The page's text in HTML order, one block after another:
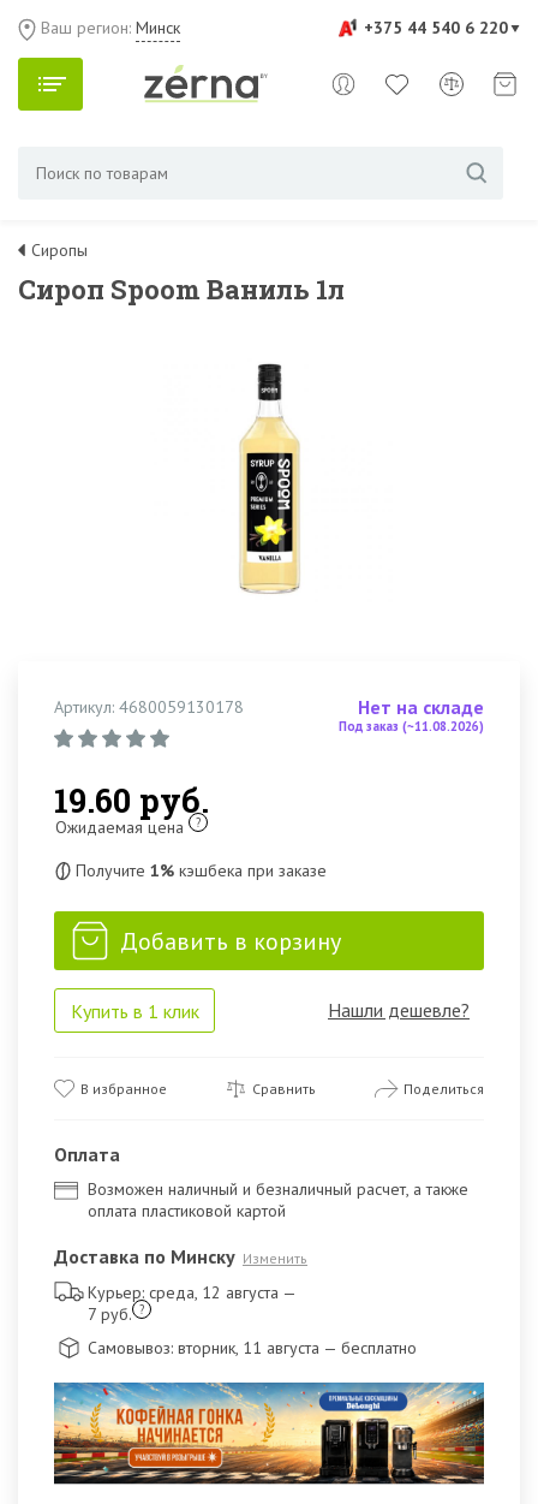
+375 44 540 6 220
Ваш регион: Минск
Сиропы
Сироп Spoom Ваниль 1л
Артикул: 4680059130178 Нет на складе
Под заказ (~11.08.2026)
19.60 руб.
Ожидаемая цена ?
Получите 1% кэшбека при заказе
Добавить в корзину
Купить в 1 клик Нашли дешевле?
В избранное Сравнить Поделиться
Оплата
Возможен наличный и безналичный расчет, а также
оплата пластиковой картой
Доставка по Минску Изменить
Курьер: среда, 12 августа —
7 руб. ?
Самовывоз: вторник, 11 августа — бесплатно